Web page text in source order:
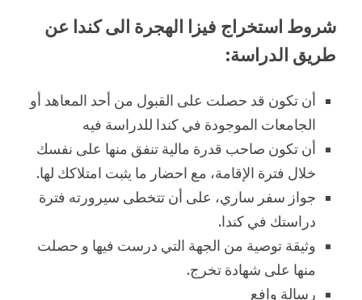
شروط استخراج فيزا الهجرة الى كندا عن
طريق الدراسة:
أن تكون قد حصلت على القبول من أحد المعاهد أو
الجامعات الموجودة في كندا للدراسة فيه
أن تكون صاحب قدرة مالية تنفق منها على نفسك
خلال فترة الإقامة، مع احضار ما يثبت امتلاكك لها.
جواز سفر ساري، على أن تتخطى سيرورته فترة
دراستك في كندا.
وثيقة توصية من الجهة التي درست فيها و حصلت
منها على شهادة تخرج.
رسالة وافع